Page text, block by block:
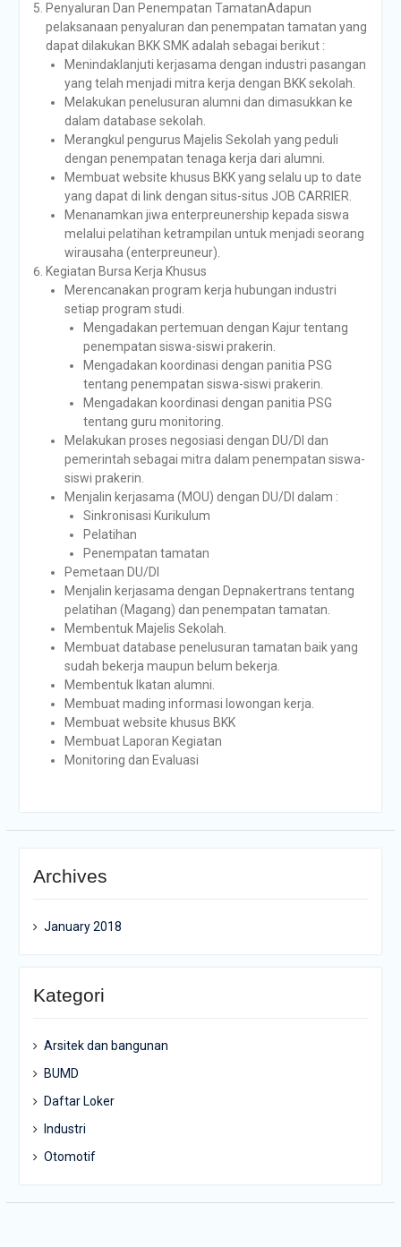
Penyaluran Dan Penempatan TamatanAdapun
pelaksanaan penyaluran dan penempatan tamatan yang
dapat dilakukan BKK SMK adalah sebagai berikut :
Menindaklanjuti kerjasama dengan industri pasangan
yang telah menjadi mitra kerja dengan BKK sekolah.
Melakukan penelusuran alumni dan dimasukkan ke
dalam database sekolah.
Merangkul pengurus Majelis Sekolah yang peduli
dengan penempatan tenaga kerja dari alumni.
Membuat website khusus BKK yang selalu up to date
yang dapat di link dengan situs-situs JOB CARRIER.
Menanamkan jiwa enterpreunership kepada siswa
melalui pelatihan ketrampilan untuk menjadi seorang
wirausaha (enterpreuneur).
Kegiatan Bursa Kerja Khusus
Merencanakan program kerja hubungan industri
setiap program studi.
Mengadakan pertemuan dengan Kajur tentang
penempatan siswa-siswi prakerin.
Mengadakan koordinasi dengan panitia PSG
tentang penempatan siswa-siswi prakerin.
Mengadakan koordinasi dengan panitia PSG
tentang guru monitoring.
Melakukan proses negosiasi dengan DU/DI dan
pemerintah sebagai mitra dalam penempatan siswa-
siswi prakerin.
Menjalin kerjasama (MOU) dengan DU/DI dalam :
Sinkronisasi Kurikulum
Pelatihan
Penempatan tamatan
Pemetaan DU/DI
Menjalin kerjasama dengan Depnakertrans tentang
pelatihan (Magang) dan penempatan tamatan.
Membentuk Majelis Sekolah.
Membuat database penelusuran tamatan baik yang
sudah bekerja maupun belum bekerja.
Membentuk Ikatan alumni.
Membuat mading informasi lowongan kerja.
Membuat website khusus BKK
Membuat Laporan Kegiatan
Monitoring dan Evaluasi
Archives
January 2018
Kategori
Arsitek dan bangunan
BUMD
Daftar Loker
Industri
Otomotif